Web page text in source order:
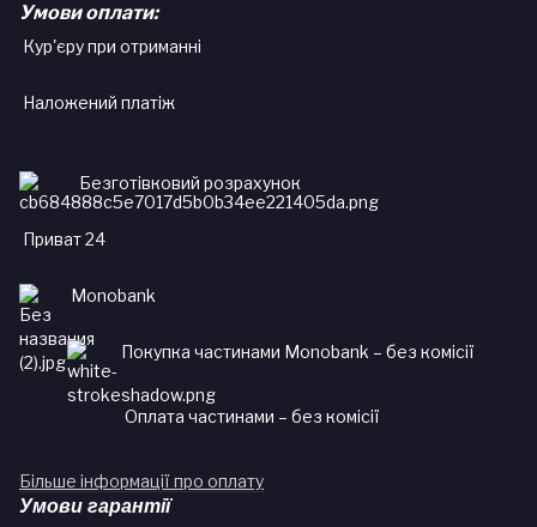
Умови оплати:
Кур'єру при отриманні
Наложений платіж
Безготівковий розрахунок
Приват 24
Monobank
Покупка частинами Monobank – без комісії
Оплата частинами – без комісії
Більше інформації про оплату
Умови гарантії